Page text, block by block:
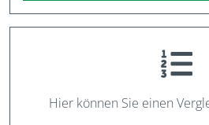
Hier können Sie einen